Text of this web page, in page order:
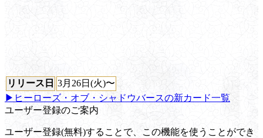
リリース日 3月26日(火)〜
▶ヒーローズ・オブ・シャドウバースの新カード一覧
ユーザー登録のご案内
ユーザー登録(無料)することで、この機能を使うことができ